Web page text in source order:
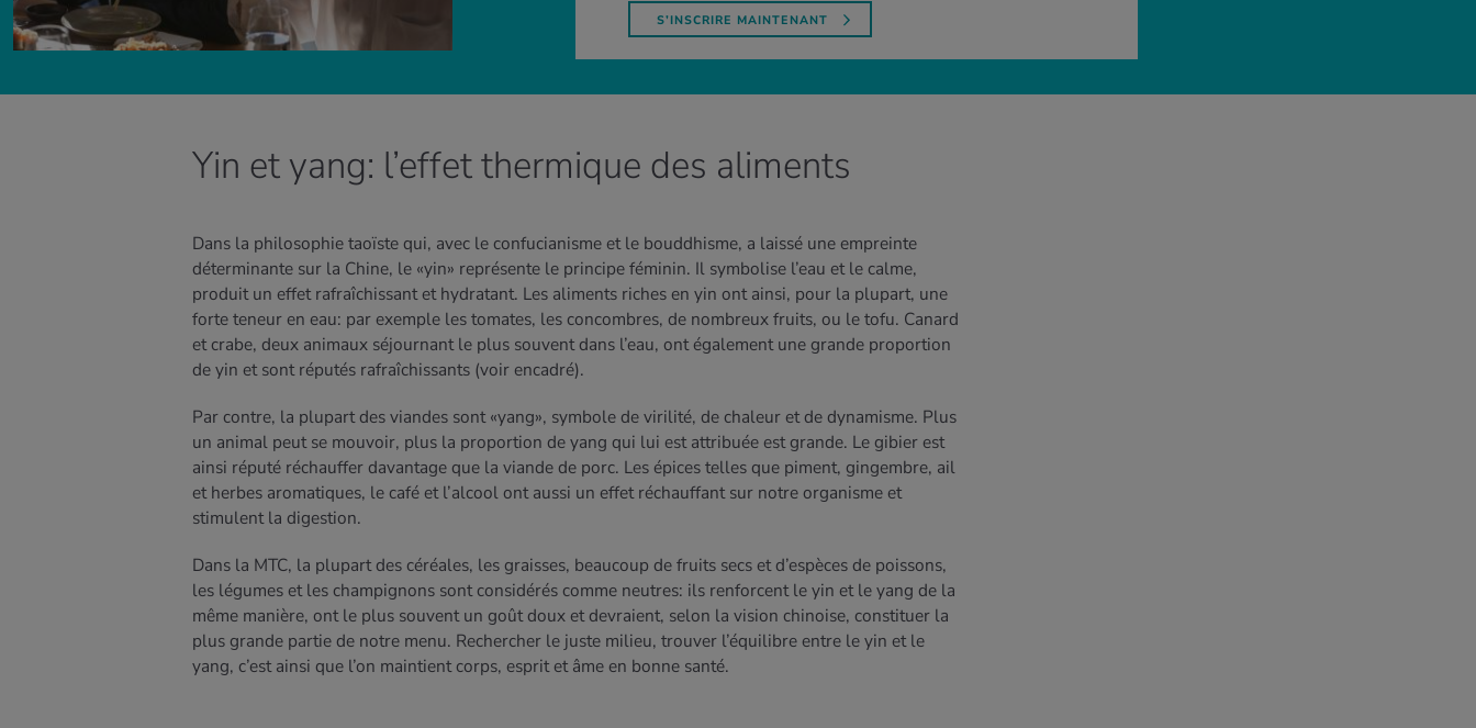
S’INSCRIRE MAINTENANT
Yin et yang: l’effet thermique des aliments
Dans la philosophie taoïste qui, avec le confucianisme et le bouddhisme, a laissé une empreinte
déterminante sur la Chine, le «yin» représente le principe féminin. Il symbolise l’eau et le calme,
produit un effet rafraîchissant et hydratant. Les aliments riches en yin ont ainsi, pour la plupart, une
forte teneur en eau: par exemple les tomates, les concombres, de nombreux fruits, ou le tofu. Canard
et crabe, deux animaux séjournant le plus souvent dans l’eau, ont également une grande proportion
de yin et sont réputés rafraîchissants (voir encadré).
Par contre, la plupart des viandes sont «yang», symbole de virilité, de chaleur et de dynamisme. Plus
un animal peut se mouvoir, plus la proportion de yang qui lui est attribuée est grande. Le gibier est
ainsi réputé réchauffer davantage que la viande de porc. Les épices telles que piment, gingembre, ail
et herbes aromatiques, le café et l’alcool ont aussi un effet réchauffant sur notre organisme et
stimulent la digestion.
Dans la MTC, la plupart des céréales, les graisses, beaucoup de fruits secs et d’espèces de poissons,
les légumes et les champignons sont considérés comme neutres: ils renforcent le yin et le yang de la
même manière, ont le plus souvent un goût doux et devraient, selon la vision chinoise, constituer la
plus grande partie de notre menu. Rechercher le juste milieu, trouver l’équilibre entre le yin et le
yang, c’est ainsi que l’on maintient corps, esprit et âme en bonne santé.